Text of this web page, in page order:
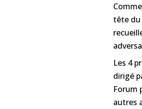
tête du
Les 4
dirigé
Forum
autres